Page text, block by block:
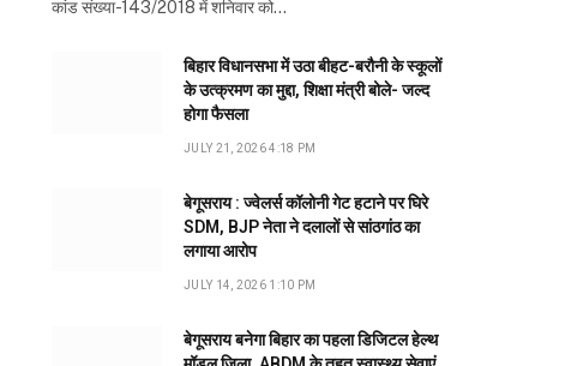
कांड संख्या-143/2018 में शनिवार को…
बिहार विधानसभा में उठा बीहट-बरौनी के स्कूलों
के उत्क्रमण का मुद्दा, शिक्षा मंत्री बोले- जल्द
होगा फैसला
JULY 21, 2026 4:18 PM
बेगूसराय : ज्वेलर्स कॉलोनी गेट हटाने पर घिरे
SDM, BJP नेता ने दलालों से सांठगांठ का
लगाया आरोप
JULY 14, 2026 1:10 PM
बेगूसराय बनेगा बिहार का पहला डिजिटल हेल्थ